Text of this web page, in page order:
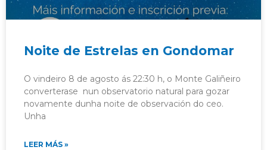
Noite de Estrelas en Gondomar
O vindeiro 8 de agosto ás 22:30 h, o Monte Galiñeiro
converterase nun observatorio natural para gozar
novamente dunha noite de observación do ceo.
Unha
LEER MÁS »